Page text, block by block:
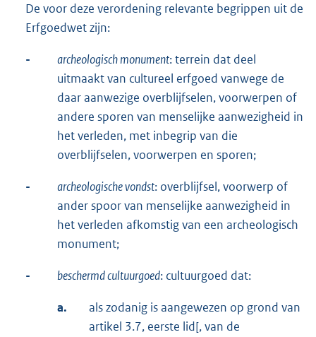
De voor deze verordening relevante begrippen uit de
Erfgoedwet zijn:
- archeologisch monument: terrein dat deel
uitmaakt van cultureel erfgoed vanwege de
daar aanwezige overblijfselen, voorwerpen of
andere sporen van menselijke aanwezigheid in
het verleden, met inbegrip van die
overblijfselen, voorwerpen en sporen;
- archeologische vondst: overblijfsel, voorwerp of
ander spoor van menselijke aanwezigheid in
het verleden afkomstig van een archeologisch
monument;
- beschermd cultuurgoed: cultuurgoed dat:
a.
als zodanig is aangewezen op grond van
artikel 3.7, eerste lid[, van de